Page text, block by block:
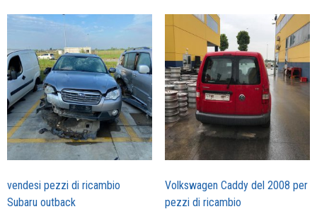
vendesi pezzi di ricambio
Subaru outback
Volkswagen Caddy del 2008 per
pezzi di ricambio